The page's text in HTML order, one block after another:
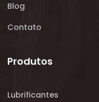
Blog
Contato
Produtos
Lubrificantes